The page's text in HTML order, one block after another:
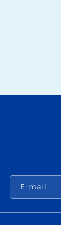
E-mail